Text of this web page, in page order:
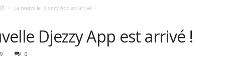
La nouvelle Djezzy App est arrivé !
Djezzy App est arrivé !
0